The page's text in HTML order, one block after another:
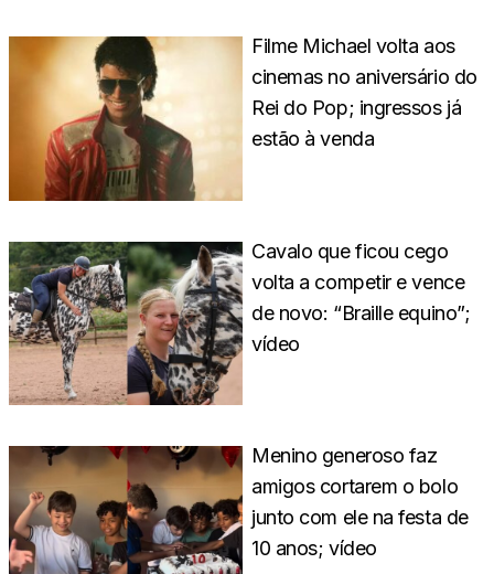
Filme Michael volta aos
cinemas no aniversário do
Rei do Pop; ingressos já
estão à venda
Cavalo que ficou cego
volta a competir e vence
de novo: “Braille equino”;
vídeo
Menino generoso faz
amigos cortarem o bolo
junto com ele na festa de
10 anos; vídeo